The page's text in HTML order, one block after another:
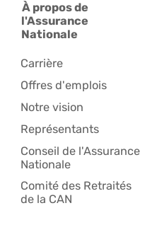
À propos de
l'Assurance
Nationale
Carrière
Offres d'emplois
Notre vision
Représentants
Conseil de l'Assurance
Nationale
Comité des Retraités
de la CAN